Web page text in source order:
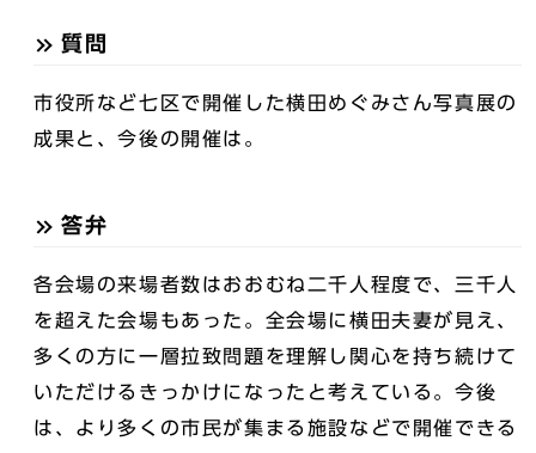
質問
市役所など七区で開催した横田めぐみさん写真展の
成果と、今後の開催は。
答弁
各会場の来場者数はおおむね二千人程度で、三千人
を超えた会場もあった。全会場に横田夫妻が見え、
多くの方に一層拉致問題を理解し関心を持ち続けて
いただけるきっかけになったと考えている。今後
は、より多くの市民が集まる施設などで開催できる